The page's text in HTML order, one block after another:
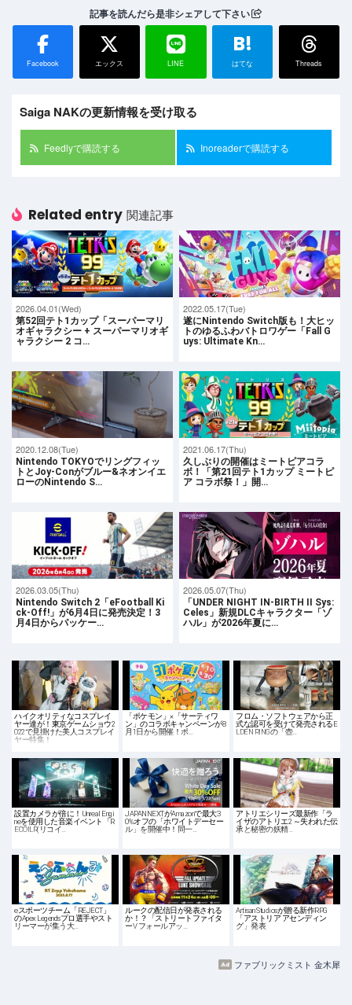
記事を読んだら是非シェアして下さい
Facebook エックス LINE
B!
はてな Threads
Saiga NAKの更新情報を受け取る
Feedlyで購読する Inoreaderで購読する
Related entry 関連記事
2026.04.01(Wed)
第52回テト1カップ「スーパーマリ
オギャラクシー + スーパーマリオギ
ャラクシー 2 コ…
2022.05.17(Tue)
遂にNintendo Switch版も！大ヒッ
トのゆるふわバトロワゲー「Fall G
uys: Ultimate Kn…
2020.12.08(Tue)
Nintendo TOKYOでリングフィッ
トとJoy-Conがブルー&ネオンイエ
ローのNintendo S…
2021.06.17(Thu)
久しぶりの開催はミートピアコラ
ボ！「第21回テト1カップ ミートピ
ア コラボ祭！」開…
2026.03.05(Thu)
Nintendo Switch 2「eFootball Ki
ck-Off!」が6月4日に発売決定！3
月4日からパッケー…
2026.05.07(Thu)
「UNDER NIGHT IN-BIRTH II Sys:
Celes」新規DLCキャラクター「ゾ
ハル」が2026年夏に…
ハイクオリティなコスプレイ
ヤー達が！東京ゲームショウ2
022で見掛けた美人コスプレイ
ヤー特集！
「ポケモン」×「サーティワ
ン」のコラボキャンペーンが8
月1日から開催！ポ…
フロム・ソフトウェアから正
式な認可を受けて発売されるE
LDEN RINGの「壺…
設置カメラが倍に！Unreal Engi
neを使用した音楽イベント「R
ECOILR(リコイ…
JAPANNEXTがAmazonで最大3
0%オフの「ホワイトデーセー
ル」を開催中！同一…
アトリエシリーズ最新作「ラ
イザのアトリエ2 ～失われた伝
承と秘密の妖精…
eスポーツチーム「REJECT」
のApex Legendsプロ選手やスト
リーマーが集う大…
ルークの配信日が発表される
か！？「ストリートファイタ
ーV フォールアッ…
Artisan Studiosが贈る新作RPG
「アストリア アセンディン
グ」発表
ファブリックミスト 金木犀